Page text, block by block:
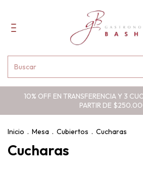
10% OFF EN TRANSFERENCIA Y 3
PARTIR DE
Inicio . Mesa . Cubiertos . Cucharas
Cucharas